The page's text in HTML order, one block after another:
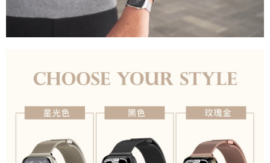
penilaian boleh diberikan.
【Penerangan Kaedah Pembayaran】
1. Pembayaran ansuran tidak digabungkan dalam bil telekomunikasi,
2. Melalui pautan SMS untuk membuka bil, anda boleh memilih untuk
membayar melalui "Kod bar kedai serbaneka / Kedai rasmi Taiwan
1. Perkhidmatan ini disediakan oleh "Taiwan Mobile Co., Ltd." untuk
membolehkan pengguna membeli produk atau perkhidmatan melalui
perkhidmatan ini semasa transaksi, dan kedai akan menyerahkan hak